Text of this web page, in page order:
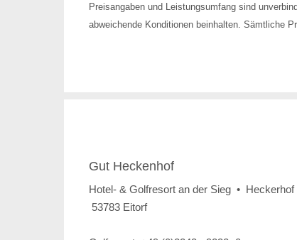
Preisangaben und Leistungsumfang sind
abweichende Konditionen beinhalten. Sämtliche
Gut Heckenhof
Hotel- & Golfresort an der Sieg • Heckerhof
53783 Eitorf